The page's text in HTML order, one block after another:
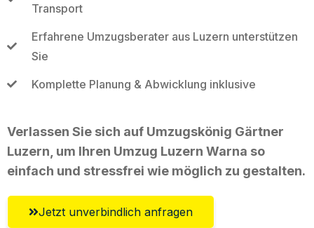
Transport
Erfahrene Umzugsberater aus Luzern unterstützen
Sie
Komplette Planung & Abwicklung inklusive
Verlassen Sie sich auf Umzugskönig Gärtner
Luzern, um Ihren Umzug Luzern Warna so
einfach und stressfrei wie möglich zu gestalten.
Jetzt unverbindlich anfragen